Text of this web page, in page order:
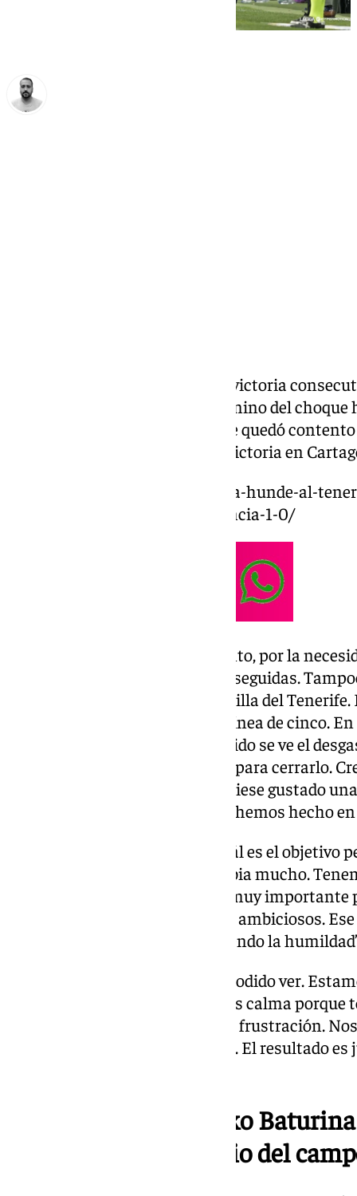
El Málaga consigue la segunda victoria
con gol de Dani Sánchez. Al término del
malaguistas, Sergio Pellicer, que quedó
de los suyos (a diferencia de la victoria en
https://www.101tv.es/el-malaga-hunde-al-
importante-hacia-la-permanencia-1-0/
Valoración: “Hoy me voy contento, por la
mínima, pero son dos victorias seguidas.
les doblamos pero mira la plantilla del
han cambiado, han salido con línea de cinco.
que perder. Pero durante el partido se ve el
balón parado. Estaba el partido para cerrarlo.
victoria en La Rosaleda. Me hubiese gustado
es el Málaga; toca sufrir. Lo que hemos hecho
Victoria “Nosotros sabemos cuál es el objetivo
Si no consigues la victoria cambia mucho.
queremos más. Hoy era un día muy
Tenemos que ser realistas, pero ambiciosos.
pasos hacia adelante. No perdiendo la
Acciones polémicas. “No lo he podido ver.
para los árbitros . Hay que darles calma porque
acciones en las que entiendo su frustración.
pierden en dos saques de banda. El resultado
De los aplausos a Roko
«desgaste» en el medio del